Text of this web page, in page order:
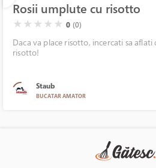
Rosii umplute cu risotto
( )
★ ( )
★ ( )
★ ( )
★ ( )
★ 0 (0)
Daca va place risotto, incercati sa
risotto!
Staub
BUCATAR AMATOR